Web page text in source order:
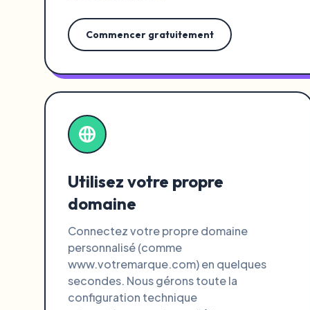
Commencer gratuitement
Utilisez votre propre
domaine
Connectez votre propre domaine
personnalisé (comme
www.votremarque.com) en quelques
secondes. Nous gérons toute la
configuration technique